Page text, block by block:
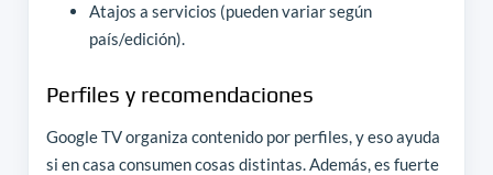
Atajos a servicios (pueden variar según
país/edición).
Perfiles y recomendaciones
Google TV organiza contenido por perfiles, y eso ayuda
si en casa consumen cosas distintas. Además, es fuerte